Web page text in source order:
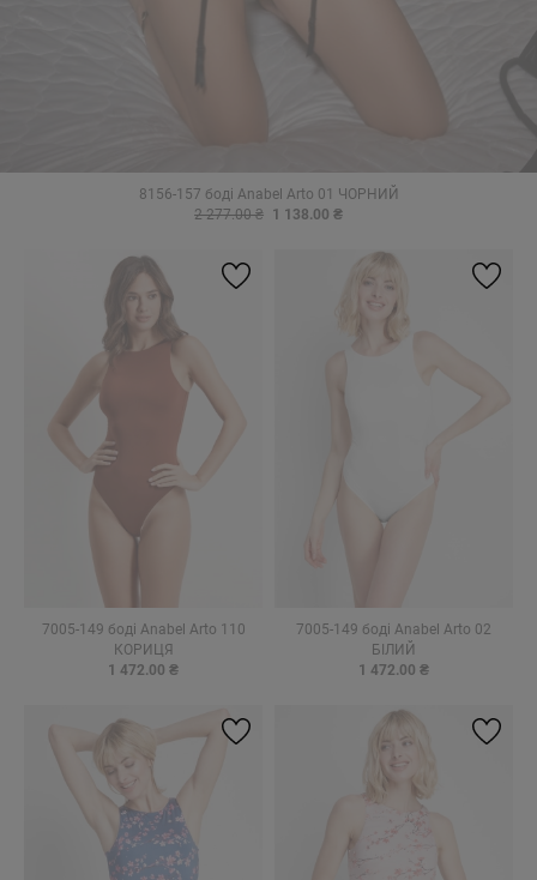
8156-157 боді Anabel Arto 01 ЧОРНИЙ
2 277.00 ₴ 1 138.00 ₴
7005-149 боді Anabel Arto 110
КОРИЦЯ
1 472.00 ₴
7005-149 боді Anabel Arto 02
БІЛИЙ
1 472.00 ₴